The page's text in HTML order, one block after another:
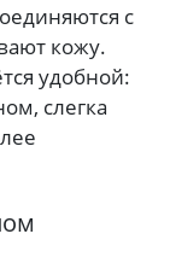
с
кожу.
удобной:
слегка